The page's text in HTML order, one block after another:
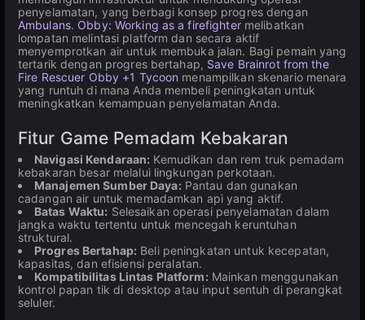
penyelamatan, yang berbagi konsep progres dengan
Ambulans. Obby: Working as a firefightermelibatkan
lompatan melintasi platform dan secara aktif
menyemprotkan air untuk membuka jalan. Bagi pemain yang
tertarik dengan progres bertahap, Save Brainrot from the
Fire Rescuer Obby +1 Tycoon menampilkan skenario menara
yang runtuh di mana Anda membeli peningkatan untuk
meningkatkan kemampuan penyelamatan Anda.
Fitur Game Pemadam Kebakaran
Navigasi Kendaraan: Kemudikan dan rem truk pemadam
kebakaran besar melalui lingkungan perkotaan.
Manajemen Sumber Daya: Pantau dan gunakan
cadangan air untuk memadamkan api yang aktif.
Batas Waktu: Selesaikan operasi penyelamatan dalam
jangka waktu tertentu untuk mencegah keruntuhan
struktural.
Progres Bertahap: Beli peningkatan untuk kecepatan,
kapasitas, dan efisiensi peralatan.
Kompatibilitas Lintas Platform: Mainkan menggunakan
kontrol papan tik di desktop atau input sentuh di perangkat
seluler.